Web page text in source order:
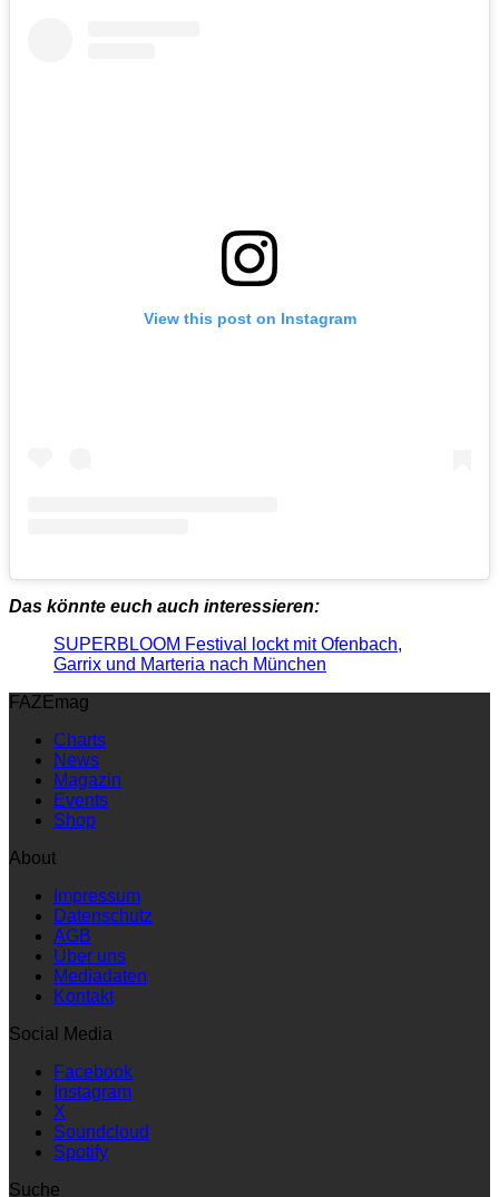
View this post on Instagram
Das könnte euch auch interessieren:
SUPERBLOOM Festival lockt mit Ofenbach,
Garrix und Marteria nach München
FAZEmag
Charts
News
Magazin
Events
Shop
About
Impressum
Datenschutz
AGB
Über uns
Mediadaten
Kontakt
Social Media
Facebook
Instagram
X
Soundcloud
Spotify
Suche